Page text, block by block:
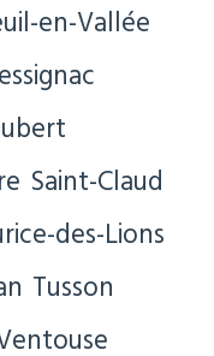
en-Vallée
Saint-Claud
des-Lions
Tusson